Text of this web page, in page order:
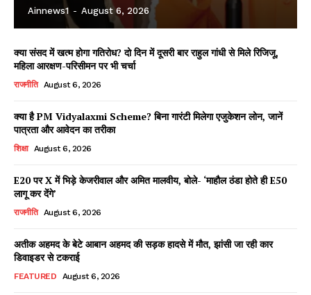
Facebook
Read Latest News on AIN
NEWS 1 App
Ainnews1 - August 6, 2026
क्या संसद में खत्म होगा गतिरोध? दो दिन में दूसरी बार राहुल गांधी से मिले रिजिजू,
महिला आरक्षण-परिसीमन पर भी चर्चा
राजनीति August 6, 2026
क्या है PM Vidyalaxmi Scheme? बिना गारंटी मिलेगा एजुकेशन लोन, जानें
पात्रता और आवेदन का तरीका
शिक्षा August 6, 2026
E20 पर X में भिड़े केजरीवाल और अमित मालवीय, बोले- ‘माहौल ठंडा होते ही E50
लागू कर देंगे’
राजनीति August 6, 2026
अतीक अहमद के बेटे आबान अहमद की सड़क हादसे में मौत, झांसी जा रही कार
डिवाइडर से टकराई
FEATURED August 6, 2026